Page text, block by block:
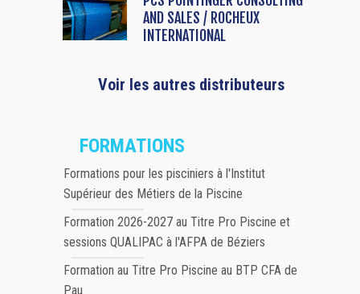
AND SALES / ROCHEUX
INTERNATIONAL
Voir les autres distributeurs
FORMATIONS
Formations pour les pisciniers à l'Institut
Supérieur des Métiers de la Piscine
Formation 2026-2027 au Titre Pro Piscine et
sessions QUALIPAC à l'AFPA de Béziers
Formation au Titre Pro Piscine au BTP CFA de
Pau